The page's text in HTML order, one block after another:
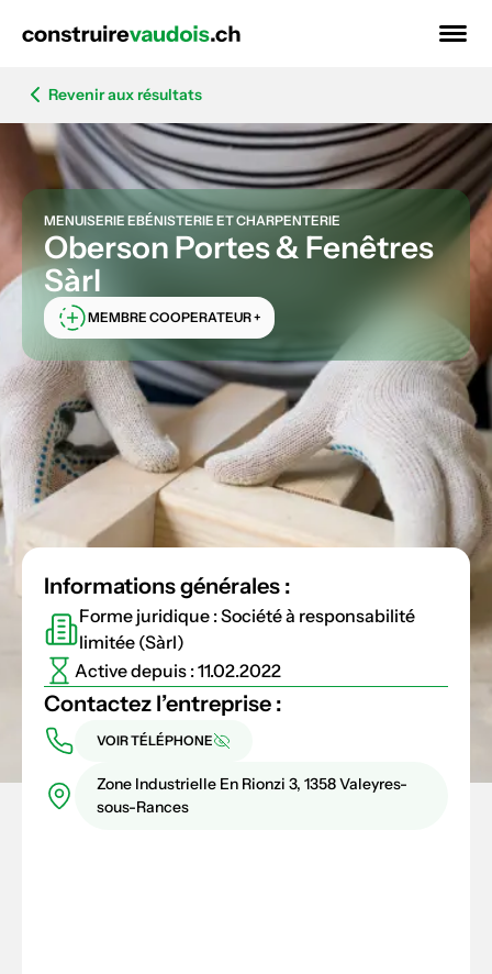
Revenir aux résultats
MENUISERIE EBÉNISTERIE ET CHARPENTERIE
Oberson Portes & Fenêtres
Sàrl
MEMBRE COOPERATEUR +
Informations générales :
Forme juridique : Société à responsabilité
limitée (Sàrl)
Active depuis : 11.02.2022
Contactez l’entreprise :
VOIR TÉLÉPHONE
Zone Industrielle En Rionzi 3, 1358 Valeyres-
sous-Rances